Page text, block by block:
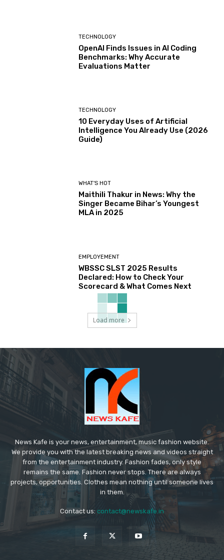
TECHNOLOGY
OpenAI Finds Issues in AI Coding
Benchmarks: Why Accurate
Evaluations Matter
TECHNOLOGY
10 Everyday Uses of Artificial
Intelligence You Already Use (2026
Guide)
WHAT'S HOT
Maithili Thakur in News: Why the
Singer Became Bihar’s Youngest
MLA in 2025
EMPLOYEMENT
WBSSC SLST 2025 Results
Declared: How to Check Your
Scorecard & What Comes Next
Load more
News Kafe is your news, entertainment, music fashion website.
We provide you with the latest breaking news and videos straight
from the entertainment industry. Fashion fades, only style
remains the same. Fashion never stops. There are always
projects, opportunities. Clothes mean nothing until someone lives
in them.
Contact us: contact@newskafe.in